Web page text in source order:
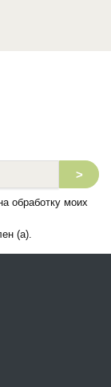
>
обработку моих
(а).